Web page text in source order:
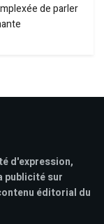
de parler
d'expression,
publicité sur
éditorial du